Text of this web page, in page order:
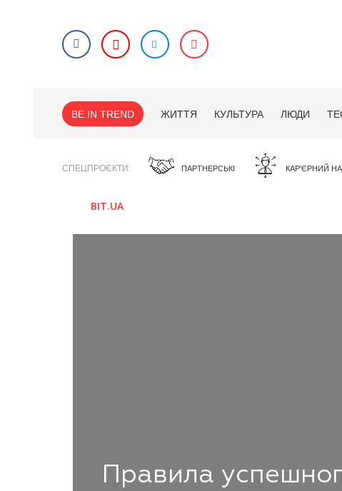
BE IN TREND ЖИТТЯ КУЛЬТУРА ЛЮДИ
СПЕЦПРОЄКТИ ПАРТНЕРСЬКІ КАР'ЄРНИЙ
BIT.UA
Правила